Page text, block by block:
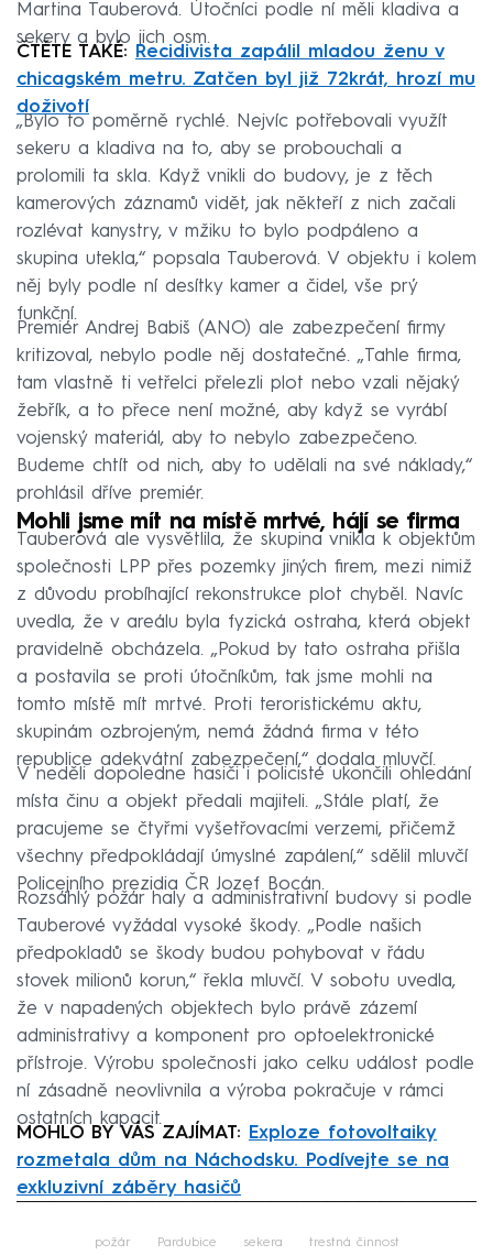
Martina Tauberová. Útočníci podle ní měli kladiva a
sekery a bylo jich osm.
ČTĚTE TAKÉ:
Recidivista zapálil mladou ženu v
chicagském metru. Zatčen byl již 72krát, hrozí mu
doživotí
„Bylo to poměrně rychlé. Nejvíc potřebovali využít
sekeru a kladiva na to, aby se probouchali a
prolomili ta skla. Když vnikli do budovy, je z těch
kamerových záznamů vidět, jak někteří z nich začali
rozlévat kanystry, v mžiku to bylo podpáleno a
skupina utekla,“ popsala Tauberová. V objektu i kolem
něj byly podle ní desítky kamer a čidel, vše prý
funkční.
Premiér Andrej Babiš (ANO) ale zabezpečení firmy
kritizoval, nebylo podle něj dostatečné. „Tahle firma,
tam vlastně ti vetřelci přelezli plot nebo vzali nějaký
žebřík, a to přece není možné, aby když se vyrábí
vojenský materiál, aby to nebylo zabezpečeno.
Budeme chtít od nich, aby to udělali na své náklady,“
prohlásil dříve premiér.
Mohli jsme mít na místě mrtvé, hájí se firma
Tauberová ale vysvětlila, že skupina vnikla k objektům
společnosti LPP přes pozemky jiných firem, mezi nimiž
z důvodu probíhající rekonstrukce plot chyběl. Navíc
uvedla, že v areálu byla fyzická ostraha, která objekt
pravidelně obcházela. „Pokud by tato ostraha přišla
a postavila se proti útočníkům, tak jsme mohli na
tomto místě mít mrtvé. Proti teroristickému aktu,
skupinám ozbrojeným, nemá žádná firma v této
republice adekvátní zabezpečení,“ dodala mluvčí.
V neděli dopoledne hasiči i policisté ukončili ohledání
místa činu a objekt předali majiteli. „Stále platí, že
pracujeme se čtyřmi vyšetřovacími verzemi, přičemž
všechny předpokládají úmyslné zapálení,“ sdělil mluvčí
Policejního prezidia ČR Jozef Bocán.
Rozsáhlý požár haly a administrativní budovy si podle
Tauberové vyžádal vysoké škody. „Podle našich
předpokladů se škody budou pohybovat v řádu
stovek milionů korun,“ řekla mluvčí. V sobotu uvedla,
že v napadených objektech bylo právě zázemí
administrativy a komponent pro optoelektronické
přístroje. Výrobu společnosti jako celku událost podle
ní zásadně neovlivnila a výroba pokračuje v rámci
ostatních kapacit.
MOHLO BY VÁS ZAJÍMAT:
Exploze fotovoltaiky
rozmetala dům na Náchodsku. Podívejte se na
exkluzivní záběry hasičů
požár Pardubice sekera trestná činnost